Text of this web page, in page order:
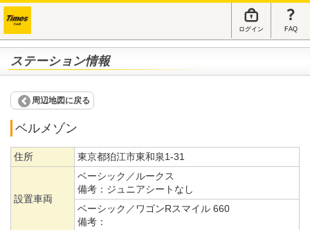
ログイン FAQ
ステーション情報
周辺地図に戻る
ベルメゾン
住所 東京都狛江市東和泉1-31
設置車両
ベーシック／ルークス
備考： ジュニアシートなし
ベーシック／ワゴンRスマイル 660
備考：